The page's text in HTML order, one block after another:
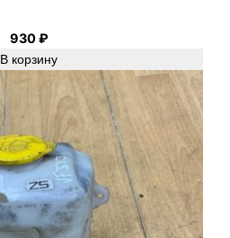
930₽
В корзину